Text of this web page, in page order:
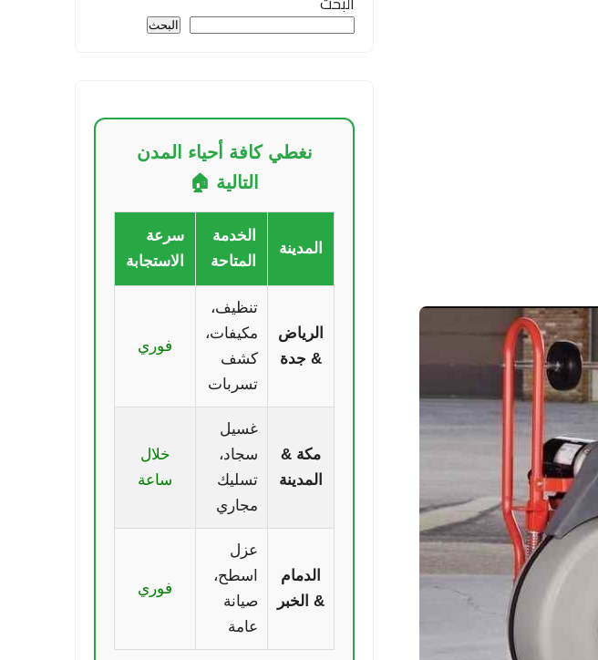
البحث
نغطي كافة أحياء المدن
التالية 🏠
المدينة
الخدمة
المتاحة
سرعة
الاستجابة
الرياض
& جدة
تنظيف،
مكيفات،
كشف
تسربات
فوري
مكة &
المدينة
غسيل
سجاد،
تسليك
مجاري
خلال
ساعة
الدمام
& الخبر
عزل
اسطح،
صيانة
عامة
فوري